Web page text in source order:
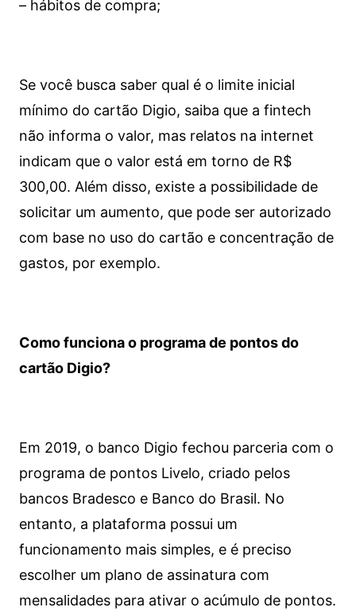
– hábitos de compra;
Se você busca saber qual é o limite inicial
mínimo do cartão Digio, saiba que a fintech
não informa o valor, mas relatos na internet
indicam que o valor está em torno de R$
300,00. Além disso, existe a possibilidade de
solicitar um aumento, que pode ser autorizado
com base no uso do cartão e concentração de
gastos, por exemplo.
Como funciona o programa de pontos do
cartão Digio?
Em 2019, o banco Digio fechou parceria com o
programa de pontos Livelo, criado pelos
bancos Bradesco e Banco do Brasil. No
entanto, a plataforma possui um
funcionamento mais simples, e é preciso
escolher um plano de assinatura com
mensalidades para ativar o acúmulo de pontos.